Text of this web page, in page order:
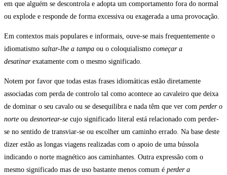
em que alguém se descontrola e adopta um comportamento fora do normal
ou explode e responde de forma excessiva ou exagerada a uma provocação.
Em contextos mais populares e informais, ouve-se mais frequentemente o
idiomatismo saltar-lhe a tampa ou o coloquialismo começar a
desatinarexatamente com o mesmo significado.
Notem por favor que todas estas frases idiomáticas estão diretamente
associadas com perda de controlo tal como acontece ao cavaleiro que deixa
de dominar o seu cavalo ou se desequilibra e nada têm que ver com perder o
norte ou desnortear-se cujo significado literal está relacionado com perder-
se no sentido de transviar-se ou escolher um caminho errado. Na base deste
dizer estão as longas viagens realizadas com o apoio de uma bússola
indicando o norte magnético aos caminhantes. Outra expressão com o
mesmo significado mas de uso bastante menos comum é perder a